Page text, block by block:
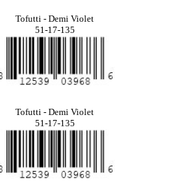
Tofutti - Demi Violet
51-17-135
Tofutti - Demi Violet
51-17-135